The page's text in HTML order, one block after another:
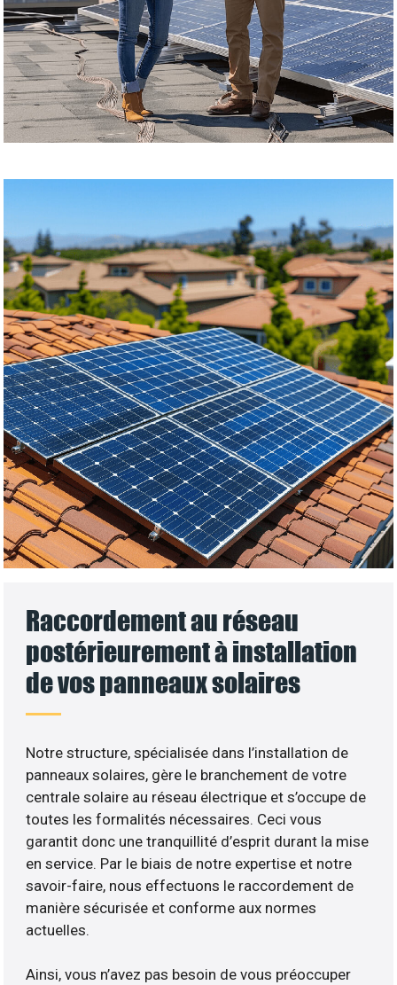
Raccordement au réseau
postérieurement à installation
de vos panneaux solaires
Notre structure, spécialisée dans l’installation de
panneaux solaires, gère le branchement de votre
centrale solaire au réseau électrique et s’occupe de
toutes les formalités nécessaires. Ceci vous
garantit donc une tranquillité d’esprit durant la mise
en service. Par le biais de notre expertise et notre
savoir-faire, nous effectuons le raccordement de
manière sécurisée et conforme aux normes
actuelles.
Ainsi, vous n’avez pas besoin de vous préoccuper